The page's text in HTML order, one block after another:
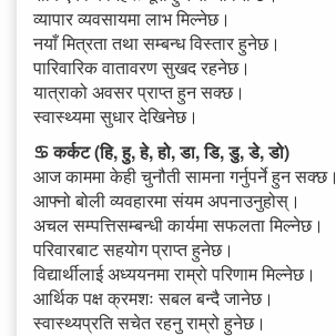
व्यापार व्यवसायमा लाभ मिल्नेछ।
नयाँ मित्रता तथा सम्बन्ध विस्तार हुनेछ।
पारिवारिक वातावरण सुखद रहनेछ।
यात्राको अवसर प्राप्त हुन सक्छ।
स्वास्थ्यमा सुधार देखिनेछ।
♋ कर्कट (हि, हु, हे, हो, डा, डि, डु, डे, डो)
आज काममा केही चुनौती सामना गर्नुपर्ने हुन सक्छ।
आफ्नो बोली व्यवहारमा संयम अपनाउनुहोस्।
अचल सम्पत्तिसम्बन्धी कार्यमा सफलता मिल्नेछ।
परिवारबाट सहयोग प्राप्त हुनेछ।
विद्यार्थीलाई अध्ययनमा राम्रो परिणाम मिल्नेछ।
आर्थिक पक्ष क्रमशः सबल बन्दै जानेछ।
स्वास्थ्यप्रति सचेत रहनु राम्रो हुनेछ।